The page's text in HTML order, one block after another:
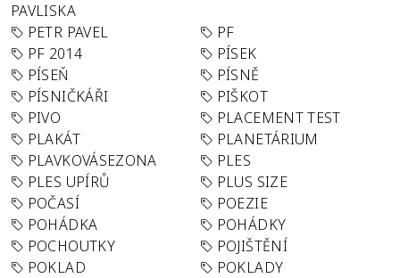
PAVLISKA
PETR PAVEL
PF
PF 2014
PÍSEK
PÍSEŇ
PÍSNĚ
PÍSNIČKÁŘI
PIŠKOT
PIVO
PLACEMENT TEST
PLAKÁT
PLANETÁRIUM
PLAVKOVÁSEZONA
PLES
PLES UPÍRŮ
PLUS SIZE
POČASÍ
POEZIE
POHÁDKA
POHÁDKY
POCHOUTKY
POJIŠTĚNÍ
POKLAD
POKLADY